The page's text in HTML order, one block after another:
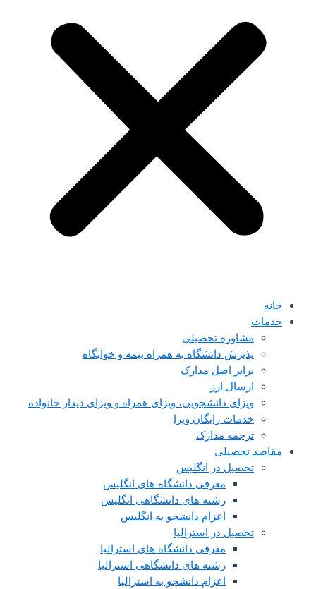
خانه
خدمات
مشاوره تحصیلی
پذیرش دانشگاه به همراه بیمه و خوابگاه
برابر اصل مدارک
ارسال ارز
ویزای دانشجویی، ویزای همراه و ویزای دیدار خانواده
خدمات رایگان ویزا
ترجمه مدارک
مقاصد تحصیلی
تحصیل در انگلیس
معرفی دانشگاه های انگلیس
رشته های دانشگاهی انگلیس
اعزام دانشجو به انگلیس
تحصیل در استرالیا
معرفی دانشگاه های استرالیا
رشته های دانشگاهی استرالیا
اعزام دانشجو به استرالیا